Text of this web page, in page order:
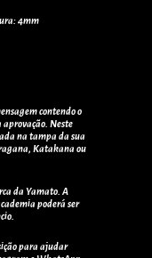
4mm
contendo o
Neste
na tampa da sua
Katakana ou
da Yamato. A
poderá ser
para ajudar